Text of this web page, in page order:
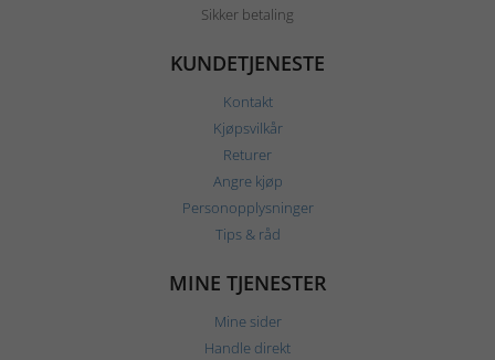
Sikker betaling
KUNDETJENESTE
Kontakt
Kjøpsvilkår
Returer
Angre kjøp
Personopplysninger
Tips & råd
MINE TJENESTER
Mine sider
Handle direkt